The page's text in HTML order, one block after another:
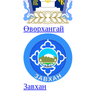
Өвөрхангай
Завхан